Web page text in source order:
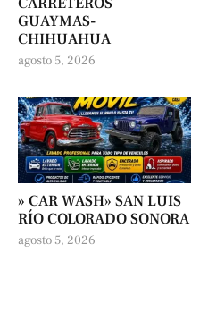
GUAYMAS-
CHIHUAHUA
agosto 5, 2026
» CAR WASH» SAN LUIS
RÍO COLORADO SONORA
agosto 5, 2026